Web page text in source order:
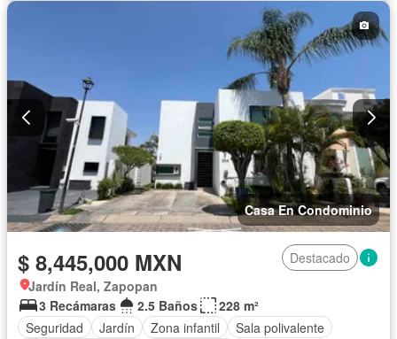
Casa En Condominio
$ 8,445,000 MXN
Destacado
Jardín Real, Zapopan
3 Recámaras
2.5 Baños
228 m²
Seguridad
Jardín Zona infantil
Sala polivalente